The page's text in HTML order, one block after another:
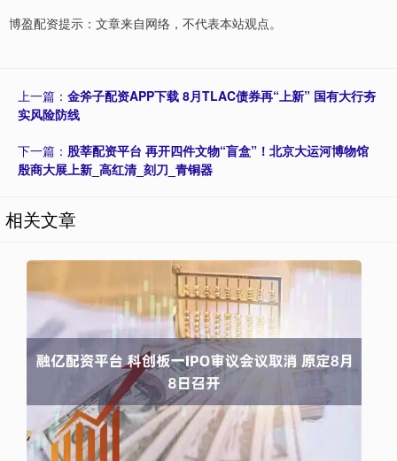
博盈配资提示：文章来自网络，不代表本站观点。
上一篇： 金斧子配资APP下载 8月TLAC债券再“上新” 国有大行夯
实风险防线
下一篇： 股莘配资平台 再开四件文物“盲盒”！北京大运河博物馆
殷商大展上新_高红清_刻刀_青铜器
相关文章